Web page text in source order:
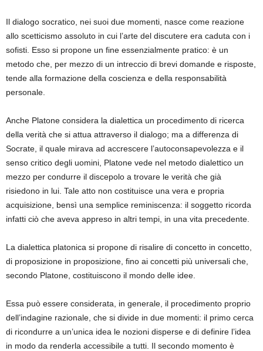
Il dialogo socratico, nei suoi due momenti, nasce come reazione
allo scetticismo assoluto in cui l’arte del discutere era caduta con i
sofisti. Esso si propone un fine essenzialmente pratico: è un
metodo che, per mezzo di un intreccio di brevi domande e risposte,
tende alla formazione della coscienza e della responsabilità
personale.
Anche Platone considera la dialettica un procedimento di ricerca
della verità che si attua attraverso il dialogo; ma a differenza di
Socrate, il quale mirava ad accrescere l’autoconsapevolezza e il
senso critico degli uomini, Platone vede nel metodo dialettico un
mezzo per condurre il discepolo a trovare le verità che già
risiedono in lui. Tale atto non costituisce una vera e propria
acquisizione, bensì una semplice reminiscenza: il soggetto ricorda
infatti ciò che aveva appreso in altri tempi, in una vita precedente.
La dialettica platonica si propone di risalire di concetto in concetto,
di proposizione in proposizione, fino ai concetti più universali che,
secondo Platone, costituiscono il mondo delle idee.
Essa può essere considerata, in generale, il procedimento proprio
dell’indagine razionale, che si divide in due momenti: il primo cerca
di ricondurre a un’unica idea le nozioni disperse e di definire l’idea
in modo da renderla accessibile a tutti. Il secondo momento è